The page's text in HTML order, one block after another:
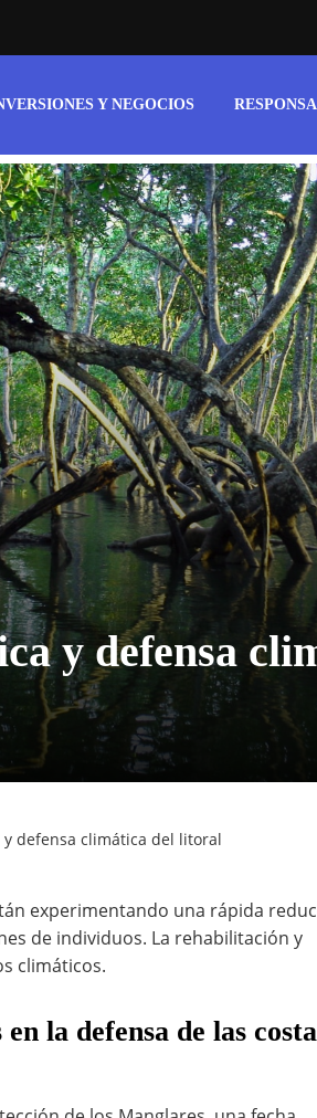
Y NEGOCIOS
y defensa
defensa climática del litoral
experimentando una rápida
de individuos. La rehabilitación y
climáticos.
la defensa de las